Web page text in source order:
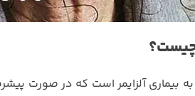
چیست؟
به بیماری آلزایمر است که در صورت